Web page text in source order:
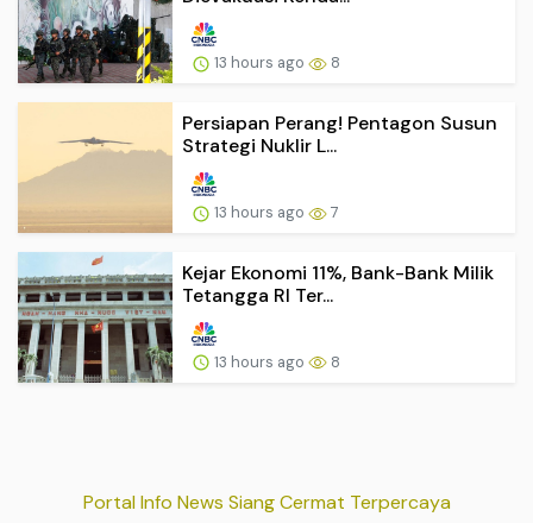
13 hours ago 8
Persiapan Perang! Pentagon Susun
Strategi Nuklir L...
13 hours ago 7
Kejar Ekonomi 11%, Bank-Bank Milik
Tetangga RI Ter...
13 hours ago 8
Portal Info News Siang Cermat Terpercaya